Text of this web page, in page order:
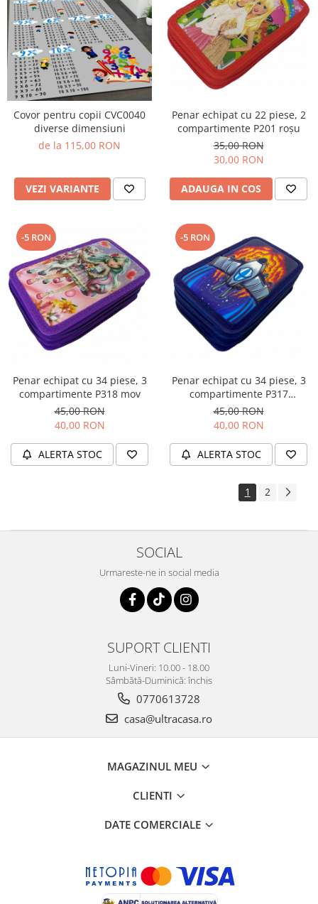
Covor pentru copii CVC0040
diverse dimensiuni
de la 115,00 RON
VEZI VARIANTE
Penar echipat cu 22 piese, 2
compartimente P201 roșu
35,00 RON
30,00 RON
ADAUGA IN COS
-5 RON
Penar echipat cu 34 piese, 3
compartimente P318 mov
45,00 RON
40,00 RON
ALERTA STOC
-5 RON
Penar echipat cu 34 piese, 3
compartimente P317
bleumarin
45,00 RON
40,00 RON
ALERTA STOC
1 2
SOCIAL
Urmareste-ne in social media
SUPORT CLIENTI
Luni-Vineri: 10.00 - 18.00
Sâmbătă-Duminică: închis
0770613728
casa@ultracasa.ro
MAGAZINUL MEU
CLIENTI
DATE COMERCIALE